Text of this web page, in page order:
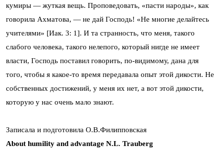
кумиры — жуткая вещь. Проповедовать, «пасти народы», как
говорила Ахматова, — не дай Господь! «Не многие делайтесь
учителями» [Иак. 3: 1]. И та странность, что меня, такого
слабого человека, такого нелепого, который нигде не имеет
власти, Господь поставил говорить, по-видимому, дана для
того, чтобы я какое-то время передавала опыт этой дикости. Не
собственных достижений, у меня их нет, а вот этой дикости,
которую у нас очень мало знают.
Записала и подготовила О.В.Филипповская
About humility and advantage N.L. Trauberg